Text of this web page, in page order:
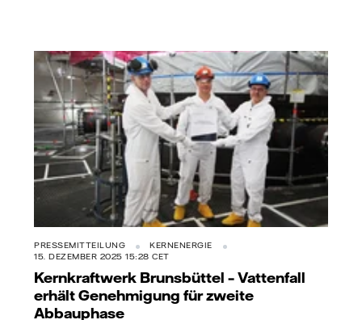
PRESSEMITTEILUNG
KERNENERGIE
15. DEZEMBER 2025 15:28 CET
Kernkraftwerk Brunsbüttel – Vattenfall
erhält Genehmigung für zweite
Abbauphase